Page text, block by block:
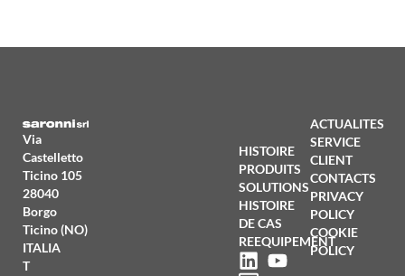
Via
Castelletto
Ticino 105
28040
Borgo
Ticino (NO)
ITALIA
T
HISTOIRE
PRODUITS
SOLUTIONS
HISTOIRE
DE CAS
REEQUIPEMENT
ACTUALITES
SERVICE
CLIENT
CONTACTS
PRIVACY
POLICY
COOKIE
POLICY